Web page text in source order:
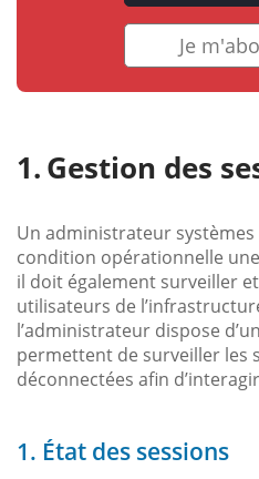
Je
Gestion des
Un administrateur
condition opérationnelle
il doit également surveiller
utilisateurs de
l’administrateur dispose
permettent de surveiller les
déconnectées afin
1. État des sessions